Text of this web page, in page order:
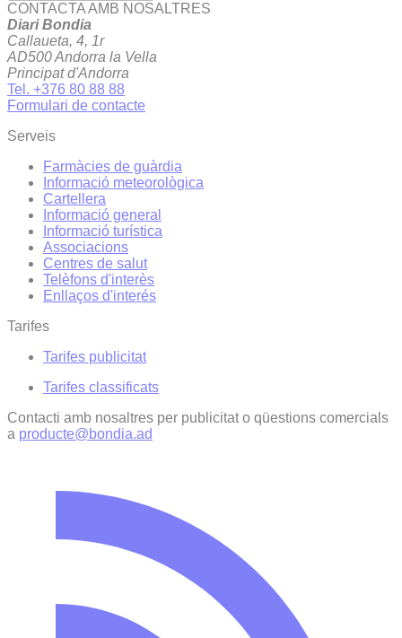
CONTACTA AMB NOSALTRES
Diari Bondia
Callaueta, 4, 1r
AD500 Andorra la Vella
Principat d'Andorra
Tel. +376 80 88 88
Formulari de contacte
Serveis
Farmàcies de guàrdia
Informació meteorològica
Cartellera
Informació general
Informació turística
Associacions
Centres de salut
Telèfons d'interès
Enllaços d'interés
Tarifes
Tarifes publicitat
Tarifes classificats
Contacti amb nosaltres per publicitat o qüestions comercials
a producte@bondia.ad